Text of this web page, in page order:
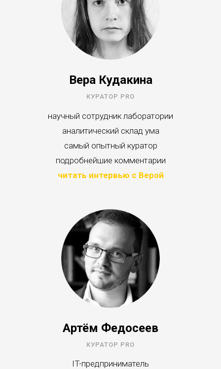
Вера Кудакина
Артём Федосеев
КУРАТОР PRO
КУРАТОР PRO
IT-предприниматель
научный сотрудник лаборатории
аналитический склад ума
самый опытный куратор
подробнейшие комментарии
читать интервью с Верой